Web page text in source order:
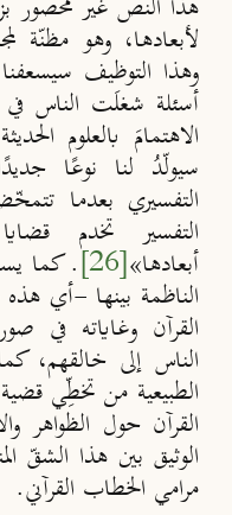
لأبعادها، وهو مظنّة
وهذا التوظيف
أسئلة شغلَت الناس في
الاهتمامَ بالعلوم
سيولّدُ لنا نوعًا
التفسيري بعدما
التفسير تخدم
أبعادها»
[26]
.كما
الناظمة بينها -أي
القرآن وغاياته في
الناس إلى خالقهم،
الطبيعية من تخطِّي
القرآن حول الظواهر
الوثيق بين هذا الشقّ
مرامي الخطاب القرآني.